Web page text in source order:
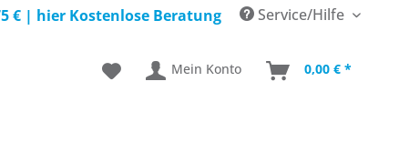
Service/Hilfe
€ | hier Kostenlose Beratung
Mein Konto 0,00 € *